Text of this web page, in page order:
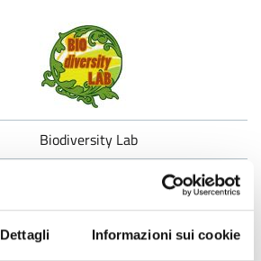
Dettagli Informazioni sui cookie
Biodiversity Lab
Pubblicato